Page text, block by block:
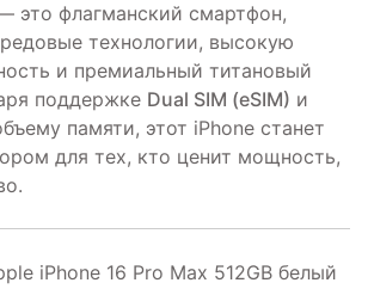
это флагманский смартфон,
технологии, высокую
и премиальный титановый
поддержке Dual SIM (eSIM) и
памяти, этот iPhone станет
для тех, кто ценит мощность,